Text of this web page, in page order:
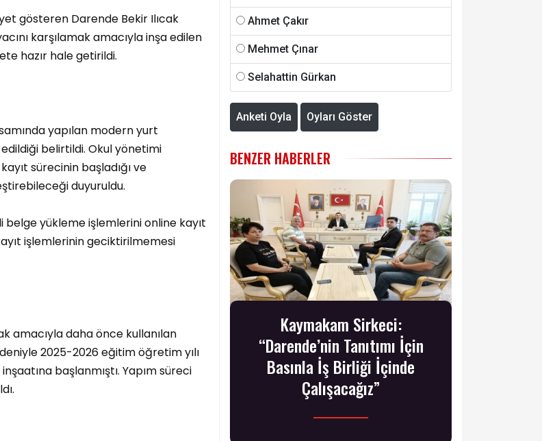
gösteren Darende Bekir Ilıcak
karşılamak amacıyla inşa edilen
hazır hale getirildi.
yapılan modern yurt
edildiği belirtildi. Okul yönetimi
sürecinin başladığı ve
duyuruldu.
yükleme işlemlerini online kayıt
işlemlerinin geciktirilmemesi
amacıyla daha önce kullanılan
2025-2026 eğitim öğretim yılı
başlanmıştı. Yapım süreci
Ahmet Çakır
Mehmet Çınar
Selahattin Gürkan
Anketi Oyla Oyları Göster
BENZER HABERLER
Kaymakam Sirkeci:
“Darende’nin Tanıtımı İçin
Basınla İş Birliği İçinde
Çalışacağız”